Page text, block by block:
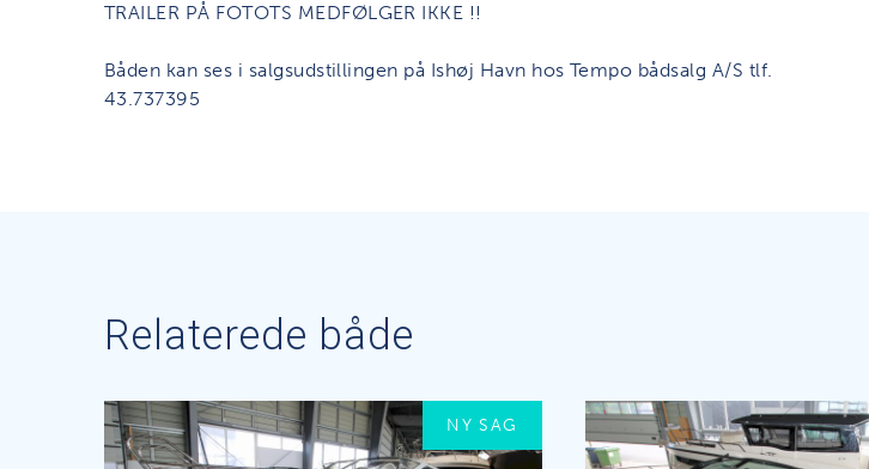
TRAILER PÅ FOTOTS MEDFØLGER IKKE !!
Båden kan ses i salgsudstillingen på Ishøj Havn hos Tempo bådsalg A/S tlf.
43.737395
Relaterede både
NY SAG